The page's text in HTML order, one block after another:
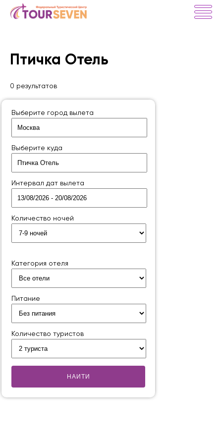
Птичка Отель
0 результатов
Выберите город вылета
Выберите куда
Интервал дат вылета
Количество ночей
Категория отеля
Питание
Количество туристов
НАИТИ